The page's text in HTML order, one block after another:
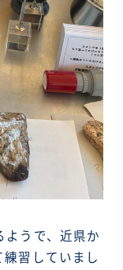
ようで、近県か
習していまし